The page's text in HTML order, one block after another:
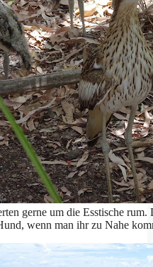
gerne um die Esstische
wenn man ihr zu Nahe